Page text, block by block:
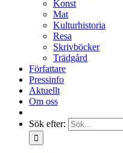
Konst
Mat
Kulturhistoria
Resa
Skrivböcker
Trädgård
Författare
Pressinfo
Aktuellt
Om oss
Sök efter: